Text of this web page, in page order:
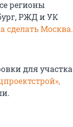
регионы
РЖД и УК
сделать Москва.
для участка